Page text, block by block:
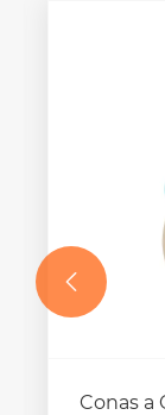
Conas a
